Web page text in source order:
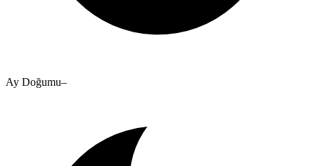
Ay Doğumu–